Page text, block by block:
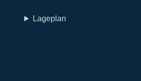
Lageplan